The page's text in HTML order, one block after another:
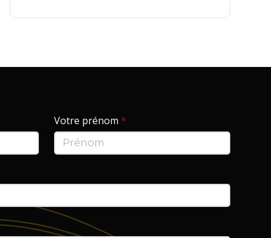
Votre prénom *